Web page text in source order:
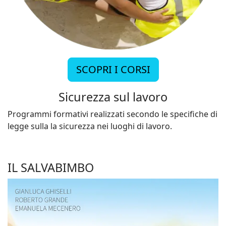
SCOPRI I CORSI
Sicurezza sul lavoro
Programmi formativi realizzati secondo le specifiche di
legge sulla la sicurezza nei luoghi di lavoro.
IL SALVABIMBO